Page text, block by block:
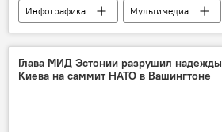
Инфографика Мультимедиа
безопасное вождение
Литва
Глава МИД Эстонии разрушил надежды
Киева на саммит НАТО в Вашингтоне